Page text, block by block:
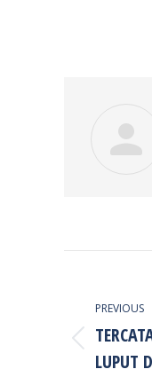
PREVIOUS
Previous
post:
LUPUT